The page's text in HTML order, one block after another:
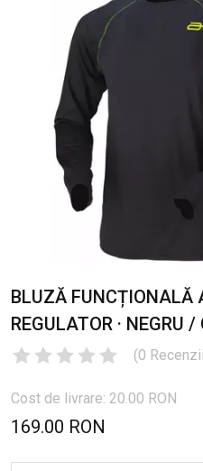
BLUZĂ FUNCȚIONALĂ
REGULATOR · NEGRU
(0 Recenzii
Cost de livrare: 20.00 RON
169.00 RON